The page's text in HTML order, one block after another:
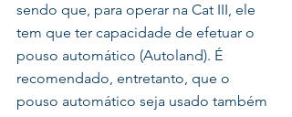
sendo que, para operar na Cat III, ele
tem que ter capacidade de efetuar o
pouso automático (Autoland). É
recomendado, entretanto, que o
pouso automático seja usado também